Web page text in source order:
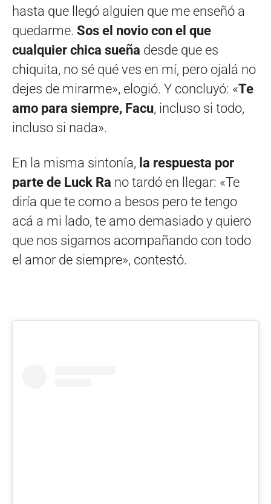
hasta que llegó alguien que me enseñó a
quedarme. Sos el novio con el que
cualquier chica sueña desde que es
chiquita, no sé qué ves en mí, pero ojalá no
dejes de mirarme», elogió. Y concluyó: «Te
amo para siempre, Facu, incluso si todo,
incluso si nada».
En la misma sintonía, la respuesta por
parte de Luck Ra no tardó en llegar: «Te
diría que te como a besos pero te tengo
acá a mi lado, te amo demasiado y quiero
que nos sigamos acompañando con todo
el amor de siempre», contestó.